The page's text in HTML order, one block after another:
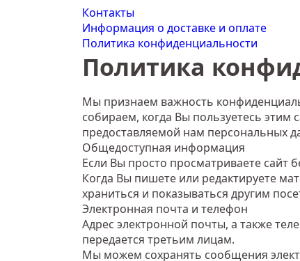
Контакты
Информация о доставке и оплате
Политика конфиденциальности
Политика
Мы признаем важность
собираем, когда Вы пользуетесь
предоставляемой нам персональных
Общедоступная информация
Если Вы просто просматриваете сайт
Когда Вы пишете или редактируете
храниться и показываться другим
Электронная почта и телефон
Адрес электронной почты, а также
передается третьим лицам.
Мы можем сохранять сообщения